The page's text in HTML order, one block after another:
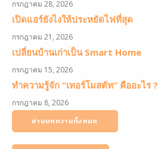
กรกฎาคม 28, 2026
เปิดแอร์ยังไงให้ประหยัดไฟที่สุด
กรกฎาคม 21, 2026
เปลี่ยนบ้านเก่าเป็น Smart Home
กรกฎาคม 15, 2026
ทำความรู้จัก “เทอร์โมสตัท” คืออะไร ?
กรกฎาคม 8, 2026
อ่านบทความทั้งหมด